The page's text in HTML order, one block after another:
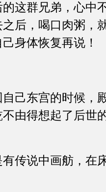
群兄弟，心中
后，喝口肉粥，
身体恢复再说！
东宫的时候，
由得想起了后世
说中画舫，在